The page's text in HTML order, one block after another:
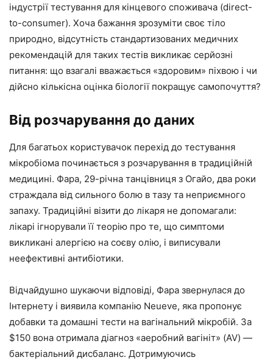
індустрії тестування для кінцевого споживача (direct-
to-consumer). Хоча бажання зрозуміти своє тіло
природно, відсутність стандартизованих медичних
рекомендацій для таких тестів викликає серйозні
питання: що взагалі вважається «здоровим» піхвою і чи
дійсно кількісна оцінка біології покращує самопочуття?
Від розчарування до даних
Для багатьох користувачок перехід до тестування
мікробіома починається з розчарування в традиційній
медицині. Фара, 29-річна танцівниця з Огайо, два роки
страждала від сильного болю в тазу та неприємного
запаху. Традиційні візити до лікаря не допомагали:
лікарі ігнорували її теорію про те, що симптоми
викликані алергією на соєву олію, і виписували
неефективні антибіотики.
Відчайдушно шукаючи відповіді, Фара звернулася до
Інтернету і виявила компанію Neueve, яка пропонує
добавки та домашні тести на вагінальний мікробій. За
$150 вона отримала діагноз «аеробний вагініт» (AV) —
бактеріальний дисбаланс. Дотримуючись